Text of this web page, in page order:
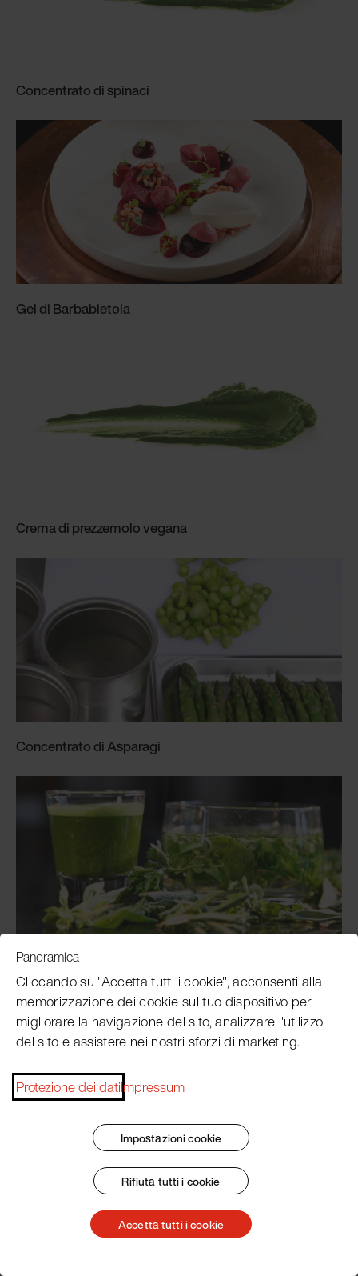
Concentrato di spinaci
Gel di Barbabietola
Crema di prezzemolo vegana
Concentrato di Asparagi
Concentrato di aglio Orsino
Concentrato di Crescione
Panoramica
Cliccando su "Accetta tutti i cookie", acconsenti alla
memorizzazione dei cookie sul tuo dispositivo per
migliorare la navigazione del sito, analizzare l'utilizzo
del sito e assistere nei nostri sforzi di marketing.
Protezione dei datiImpressum
Impostazioni cookie
Rifiuta tutti i cookie
Accetta tutti i cookie